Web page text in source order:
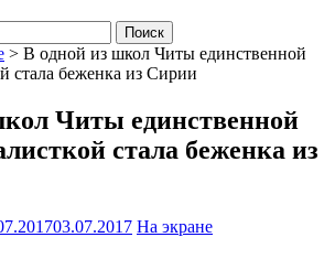
> В одной из школ Читы единственной
стала беженка из Сирии
Читы единственной
стала беженка из
03.07.2017 На экране